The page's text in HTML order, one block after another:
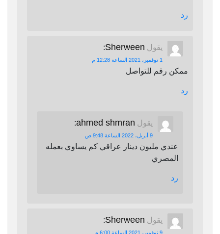
رد
يقول Sherween
:
1 نوفمبر، 2021 الساعة 12:28 م
ممكن رقم للتواصل
رد
يقول ahmed shmran
:
9 أبريل، 2022 الساعة 9:48 ص
عندي مليون دينار عراقي كم يساوي بعمله
المصري
رد
يقول Sherween
:
9 نوفمبر، 2021 الساعة 6:00 م